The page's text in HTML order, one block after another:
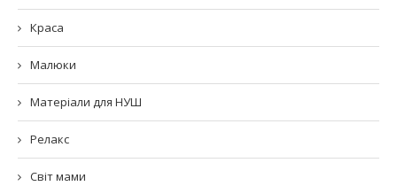
Краса
Малюки
Матеріали для НУШ
Релакс
Світ мами